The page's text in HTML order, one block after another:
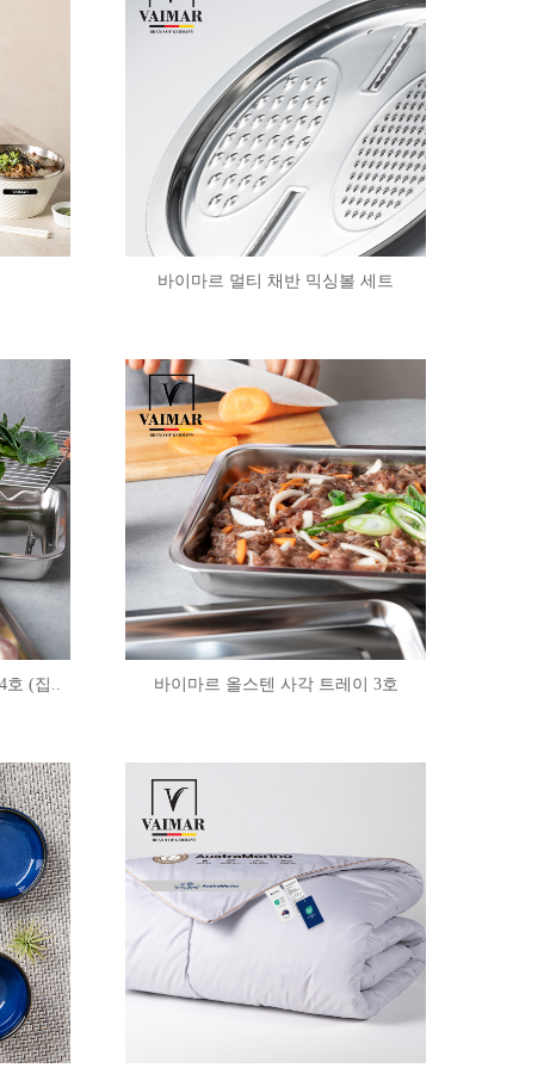
바이마르 멀티 채반 믹싱볼 세트
(집.. 바이마르 올스텐 사각 트레이 3호